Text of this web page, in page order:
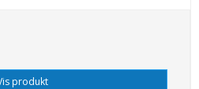
produkt